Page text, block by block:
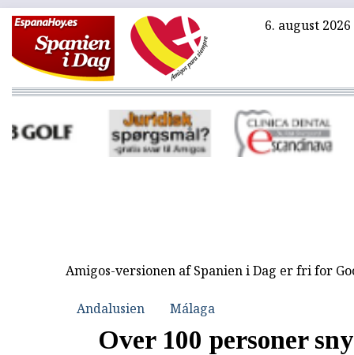
6. august 2026
Amigos-versionen af Spanien i Dag er fri for
Andalusien Málaga
Over 100 personer